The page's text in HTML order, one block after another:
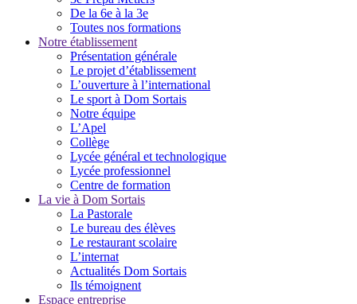
De la 6e à la 3e
Toutes nos formations
Notre établissement
Présentation générale
Le projet d’établissement
L’ouverture à l’international
Le sport à Dom Sortais
Notre équipe
L’Apel
Collège
Lycée général et technologique
Lycée professionnel
Centre de formation
La vie à Dom Sortais
La Pastorale
Le bureau des élèves
Le restaurant scolaire
L’internat
Actualités Dom Sortais
Ils témoignent
Espace entreprise